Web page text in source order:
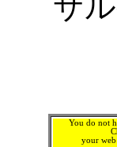
サ
You do not
your